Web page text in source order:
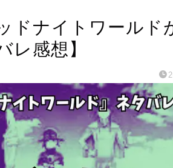
ドナイトワールド
レ感想】